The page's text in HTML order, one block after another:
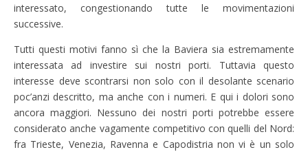
interessato, congestionando tutte le movimentazioni
successive.
Tutti questi motivi fanno sì che la Baviera sia estremamente
interessata ad investire sui nostri porti. Tuttavia questo
interesse deve scontrarsi non solo con il desolante scenario
poc’anzi descritto, ma anche con i numeri. E qui i dolori sono
ancora maggiori. Nessuno dei nostri porti potrebbe essere
considerato anche vagamente competitivo con quelli del Nord:
fra Trieste, Venezia, Ravenna e Capodistria non vi è un solo